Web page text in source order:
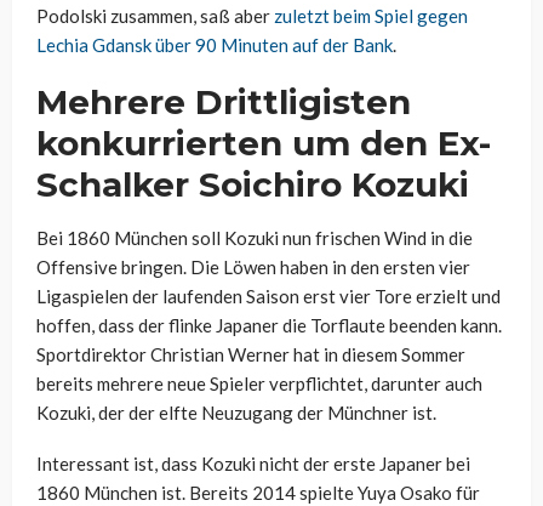
Podolski zusammen, saß aber zuletzt beim Spiel gegen
Lechia Gdansk über 90 Minuten auf der Bank.
Mehrere Drittligisten
konkurrierten um den Ex-
Schalker Soichiro Kozuki
Bei 1860 München soll Kozuki nun frischen Wind in die
Offensive bringen. Die Löwen haben in den ersten vier
Ligaspielen der laufenden Saison erst vier Tore erzielt und
hoffen, dass der flinke Japaner die Torflaute beenden kann.
Sportdirektor Christian Werner hat in diesem Sommer
bereits mehrere neue Spieler verpflichtet, darunter auch
Kozuki, der der elfte Neuzugang der Münchner ist.
Interessant ist, dass Kozuki nicht der erste Japaner bei
1860 München ist. Bereits 2014 spielte Yuya Osako für